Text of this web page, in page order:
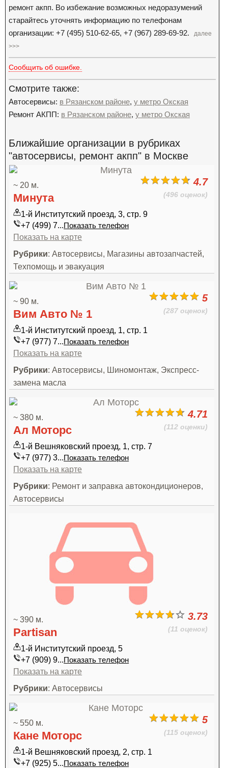
ремонт акпп. Во избежание возможных недоразумений
старайтесь уточнять информацию по телефонам
организации: +7 (495) 510-62-65, +7 (967) 289-69-92.
далее
>>>
Сообщить об ошибке.
Смотрите также:
Автосервисы: в Рязанском районе, у метро Окская
Ремонт АКПП: в Рязанском районе, у метро Окская
Ближайшие организации в рубриках
"автосервисы, ремонт акпп" в Москве
4.7
(496 оценок)
~ 20 м.
Минута
1-й Институтский проезд, 3, стр. 9
+7 (499) 7...Показать телефон
Показать на карте
Рубрики: Автосервисы, Магазины автозапчастей,
Техпомощь и эвакуация
5
(287 оценок)
~ 90 м.
Вим Авто № 1
1-й Институтский проезд, 1, стр. 1
+7 (977) 7...Показать телефон
Показать на карте
Рубрики: Автосервисы, Шиномонтаж, Экспресс-
замена масла
4.71
(112 оценки)
~ 380 м.
Ал Моторс
1-й Вешняковский проезд, 1, стр. 7
+7 (977) 3...Показать телефон
Показать на карте
Рубрики: Ремонт и заправка автокондиционеров,
Автосервисы
3.73
(11 оценок)
~ 390 м.
Partisan
1-й Институтский проезд, 5
+7 (909) 9...Показать телефон
Показать на карте
Рубрики: Автосервисы
5
(115 оценок)
~ 550 м.
Кане Моторс
1-й Вешняковский проезд, 2, стр. 1
+7 (925) 5...Показать телефон